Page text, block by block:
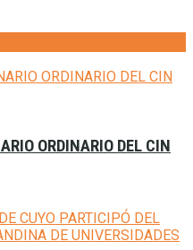
ORDINARIO DEL CIN